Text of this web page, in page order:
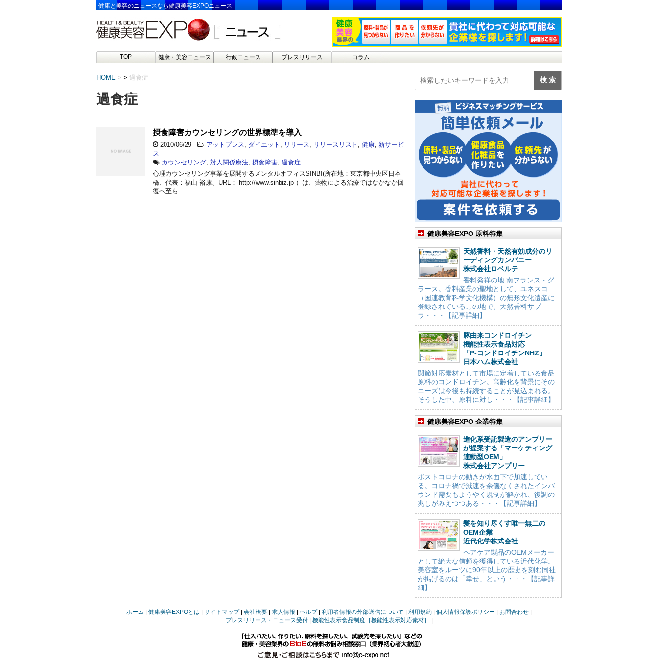
健康と美容のニュースなら健康美容EXPOニュース
TOP 健康・美容ニュース 行政ニュース プレスリリース コラム
HOME > 過食症
過食症
摂食障害カウンセリングの世界標準を導入
2010/06/29 -アットプレス ダイエット リリース リリースリスト 健康 新サービ
ス
カウンセリング 対人関係療法 摂食障害 過食症
心理カウンセリング事業を展開するメンタルオフィスSINBI(所在地：東京都中央区日本
橋、代表：福山 裕康、URL： http://www.sinbiz.jp ）は、薬物による治療ではなかなか回
復へ至ら …
健康美容EXPO 原料特集
天然香料・天然有効成分のリ
ーディングカンパニー
株式会社ロベルテ
香料発祥の地 南フランス・グ
ラース。香料産業の聖地として、ユネスコ
（国連教育科学文化機構）の無形文化遺産に
登録されているこの地で、天然香料サプ
ラ・・・【記事詳細】
豚由来コンドロイチン
機能性表示食品対応
「P-コンドロイチンNHZ」
日本ハム株式会社
関節対応素材として市場に定着している食品
原料のコンドロイチン。高齢化を背景にその
ニーズは今後も持続することが見込まれる。
そうした中、原料に対し・・・【記事詳細】
健康美容EXPO 企業特集
進化系受託製造のアンプリー
が提案する「マーケティング
連動型OEM」
株式会社アンプリー
ポストコロナの動きが水面下で加速してい
る。コロナ禍で減速を余儀なくされたインバ
ウンド需要もようやく規制が解かれ、復調の
兆しがみえつつある・・・【記事詳細】
髪を知り尽くす唯一無二の
OEM企業
近代化学株式会社
ヘアケア製品のOEMメーカー
として絶大な信頼を獲得している近代化学。
美容室をルーツに90年以上の歴史を刻む同社
が掲げるのは「幸せ」という・・・【記事詳
細】
ホーム 健康美容EXPOとは サイトマップ 会社概要 求人情報 ヘルプ 利用者情報の外部送信について 利用規約 個人情報保護ポリシー
お問合わせ
プレスリリース・ニュース受付
機能性表示食品制度［機能性表示対応素材］